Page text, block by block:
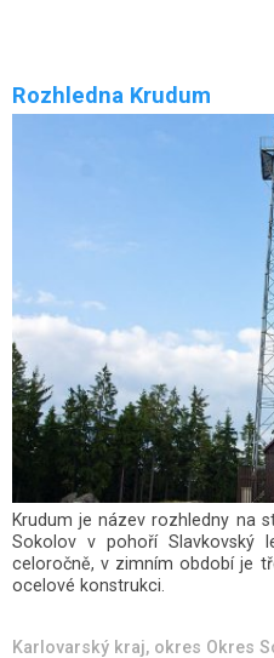
Rozhledna Krásno
Rozhledna Krásenský vrch tak
Každý rok na vrchol této
turistů.
Karlovarský kraj, okres Okres